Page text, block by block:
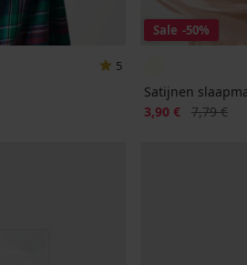
5
Sale -50%
Satijnen
Korting
3,90 € 7,79 €